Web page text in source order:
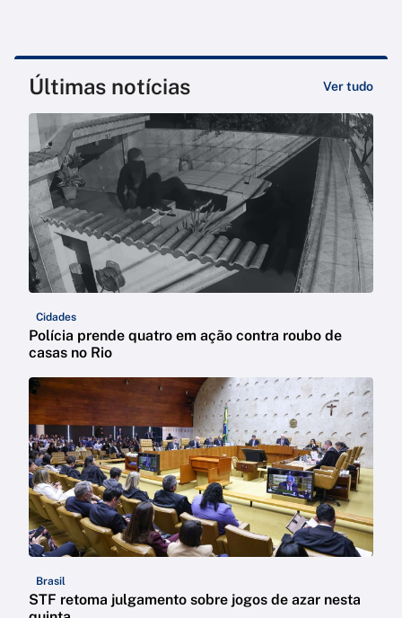
Últimas notícias Ver tudo
Cidades
Polícia prende quatro em ação contra roubo de
casas no Rio
Brasil
STF retoma julgamento sobre jogos de azar nesta